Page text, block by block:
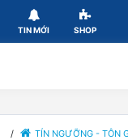
TIN MỚI SHOP
/ TÍN NGƯỠNG - TÔN